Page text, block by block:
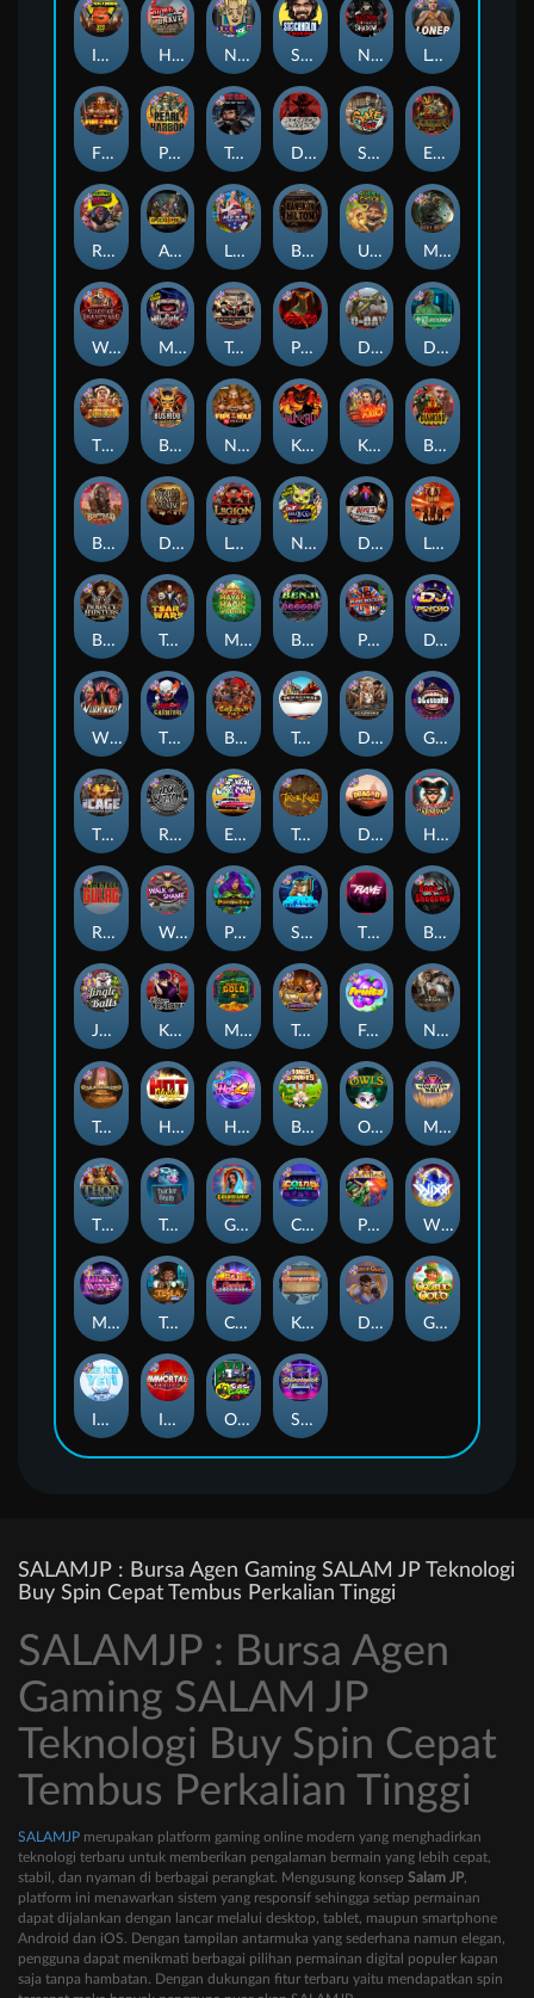
Nexus Blood & Shadow
Kill Em All Blood Diamond
Dead, Dead, or Deader
Nexus Fire In The Hole xBomb
Dead Men Walking
Tsar Wars
Home of the Brave
Munchies
Skate or Die
Stockholm Syndrome
Apocalypse Super xNudge Bangkok Hilton
Nexus Outsourced
Nexus Tombstone RIP
Loner
Fire In The Hole xBomb
Tombstone No Mercy
Manhattan Goes Wild
Roadkill
Kiss My Chainsaw
Book Of Shadows
Rock Bottom
Tractor Beam
Casino Win Spin
The Cage
Hot Nudge
Space Donkey
Nine To Five
Bounty Hunters xNudge®
Land of the Free
Starstruck
Warrior Graveyard xNudge
Monkey's Gold xPays
Little Bighorn
Benji Killed in Vegas
Barbarian Fury
Poison Eve
Devil's Crossroad
Tomb of Nefertiti
Tomb of Akhenaten
Golden Genie And The Walking Wilds
Dragon Tribe
Immortal Fruits
Tesla Jolt
Evil Goblins xBomb
Dungeon Quest
Coins of Fortune
Gluttony
Mayan Magic Wildfire
WiXX
Possessed
Outsourced: Slash Game
Legion X
Fruits
Bonus Bunnies
Deadwood xNudge
Disturbed
DJ Psycho
Hot 4 Cash
Buffalo Hunter
Tombstone
Owls
Punk Rocker
Milky Ways Gaelic Gold
East Coast Vs West Coast
The Creepy Carnival
Pearl Harbor
Whacked
Infectious 5 xWays
Jingle Balls
Harlequin Carnival
Walk of Shame
Misery Mining
True Grit Redemption
Kitchen Drama: Sushi Mania
Pixies vs Pirates
Thor: Hammer Time
Ice Ice Yeti
Remember Gulag
Karen Maneater
True kult
Bushido Way xNudge
D Day
The Border
Ugliest Catch
The Rave
SALAMJP : Bursa Agen Gaming SALAM JP Teknologi
Buy Spin Cepat Tembus Perkalian Tinggi
SALAMJP : Bursa Agen
Gaming SALAM JP
Teknologi Buy Spin Cepat
Tembus Perkalian Tinggi
SALAMJP merupakan platform gaming online modern yang menghadirkan
teknologi terbaru untuk memberikan pengalaman bermain yang lebih cepat,
stabil, dan nyaman di berbagai perangkat. Mengusung konsep Salam JP,
platform ini menawarkan sistem yang responsif sehingga setiap permainan
dapat dijalankan dengan lancar melalui desktop, tablet, maupun smartphone
Android dan iOS. Dengan tampilan antarmuka yang sederhana namun elegan,
pengguna dapat menikmati berbagai pilihan permainan digital populer kapan
saja tanpa hambatan. Dengan dukungan fitur terbaru yaitu mendapatkan spin